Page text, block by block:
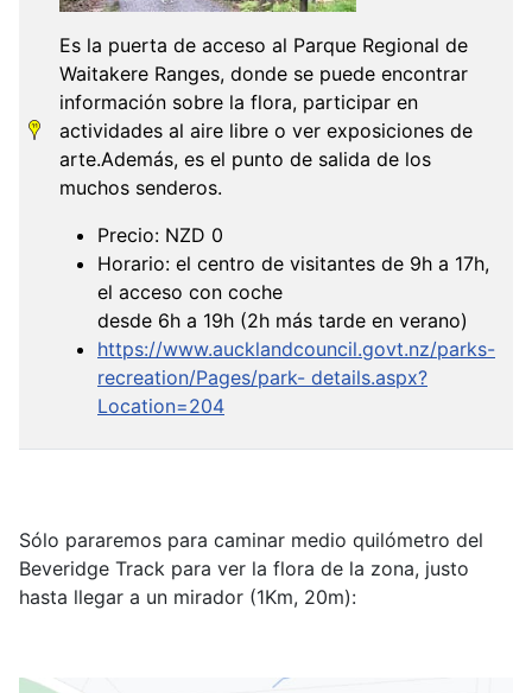
Es la puerta de acceso al Parque Regional de
Waitakere Ranges, donde se puede encontrar
información sobre la flora, participar en
actividades al aire libre o ver exposiciones de
arte.Además, es el punto de salida de los
muchos senderos.
Precio: NZD 0
Horario: el centro de visitantes de 9h a 17h,
el acceso con coche
desde 6h a 19h (2h más tarde en verano)
https://www.aucklandcouncil.govt.nz/parks-
recreation/Pages/park- details.aspx?
Location=204
Sólo pararemos para caminar medio quilómetro del
Beveridge Track para ver la flora de la zona, justo
hasta llegar a un mirador (1Km, 20m):